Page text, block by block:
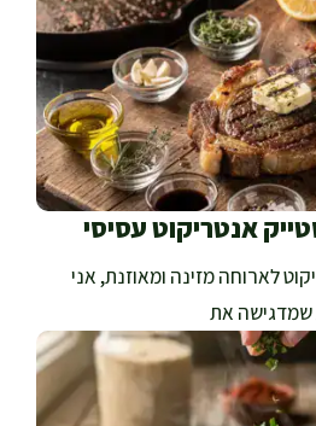
אנטריקוט עסיסי
לארוחה מזינה ומאוזנת, אני
שמדגישה את